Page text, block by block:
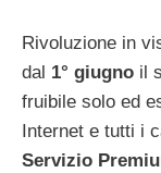
Rivoluzione in
dal 1° giugno il
fruibile solo ed
Internet e tutti i
Servizio